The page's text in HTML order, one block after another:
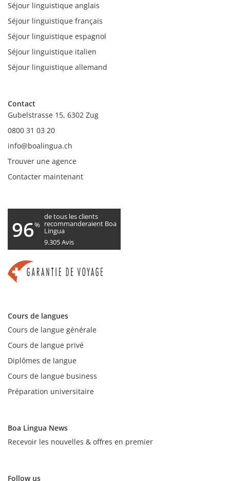
Séjour linguistique anglais
Séjour linguistique français
Séjour linguistique espagnol
Séjour linguistique italien
Séjour linguistique allemand
Contact
Gubelstrasse 15, 6302 Zug
0800 31 03 20
info@boalingua.ch
Trouver une agence
Contacter maintenant
96%
de tous les clients
recommanderaient Boa
Lingua
9.305Avis
Cours de langues
Cours de langue générale
Cours de langue privé
Diplômes de langue
Cours de langue business
Préparation universitaire
Boa Lingua News
Recevoir les nouvelles & offres en premier
Follow us